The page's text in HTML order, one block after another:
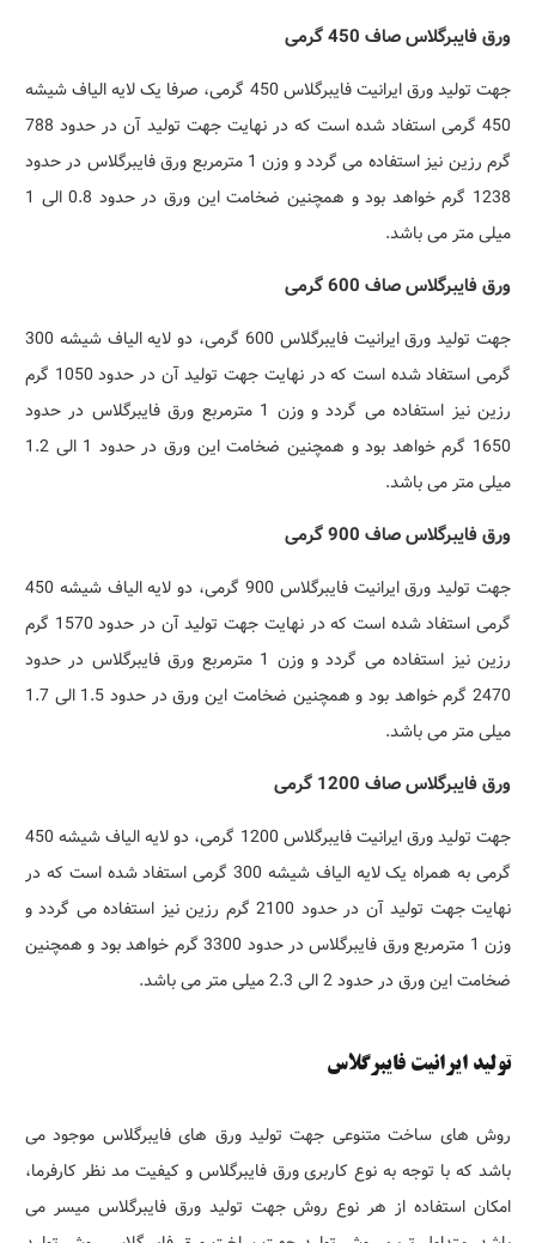
ورق فایبرگلاس صاف 450 گرمی
جهت تولید ورق ایرانیت فایبرگلاس 450 گرمی، صرفا یک لایه الیاف شیشه
450 گرمی استفاد شده است که در نهایت جهت تولید آن در حدود 788
گرم رزین نیز استفاده می گردد و وزن 1 مترمربع ورق فایبرگلاس در حدود
1238 گرم خواهد بود و همچنین ضخامت این ورق در حدود 0.8 الی 1
میلی متر می باشد.
ورق فایبرگلاس صاف 600 گرمی
جهت تولید ورق ایرانیت فایبرگلاس 600 گرمی، دو لایه الیاف شیشه 300
گرمی استفاد شده است که در نهایت جهت تولید آن در حدود 1050 گرم
رزین نیز استفاده می گردد و وزن 1 مترمربع ورق فایبرگلاس در حدود
1650 گرم خواهد بود و همچنین ضخامت این ورق در حدود 1 الی 1.2
میلی متر می باشد.
ورق فایبرگلاس صاف 900 گرمی
جهت تولید ورق ایرانیت فایبرگلاس 900 گرمی، دو لایه الیاف شیشه 450
گرمی استفاد شده است که در نهایت جهت تولید آن در حدود 1570 گرم
رزین نیز استفاده می گردد و وزن 1 مترمربع ورق فایبرگلاس در حدود
2470 گرم خواهد بود و همچنین ضخامت این ورق در حدود 1.5 الی 1.7
میلی متر می باشد.
ورق فایبرگلاس صاف 1200 گرمی
جهت تولید ورق ایرانیت فایبرگلاس 1200 گرمی، دو لایه الیاف شیشه 450
گرمی به همراه یک لایه الیاف شیشه 300 گرمی استفاد شده است که در
نهایت جهت تولید آن در حدود 2100 گرم رزین نیز استفاده می گردد و
وزن 1 مترمربع ورق فایبرگلاس در حدود 3300 گرم خواهد بود و همچنین
ضخامت این ورق در حدود 2 الی 2.3 میلی متر می باشد.
تولید ایرانیت فایبرگلاس
روش های ساخت متنوعی جهت تولید ورق های فایبرگلاس موجود می
باشد که با توجه به نوع کاربری ورق فایبرگلاس و کیفیت مد نظر کارفرما،
امکان استفاده از هر نوع روش جهت تولید ورق فایبرگلاس میسر می